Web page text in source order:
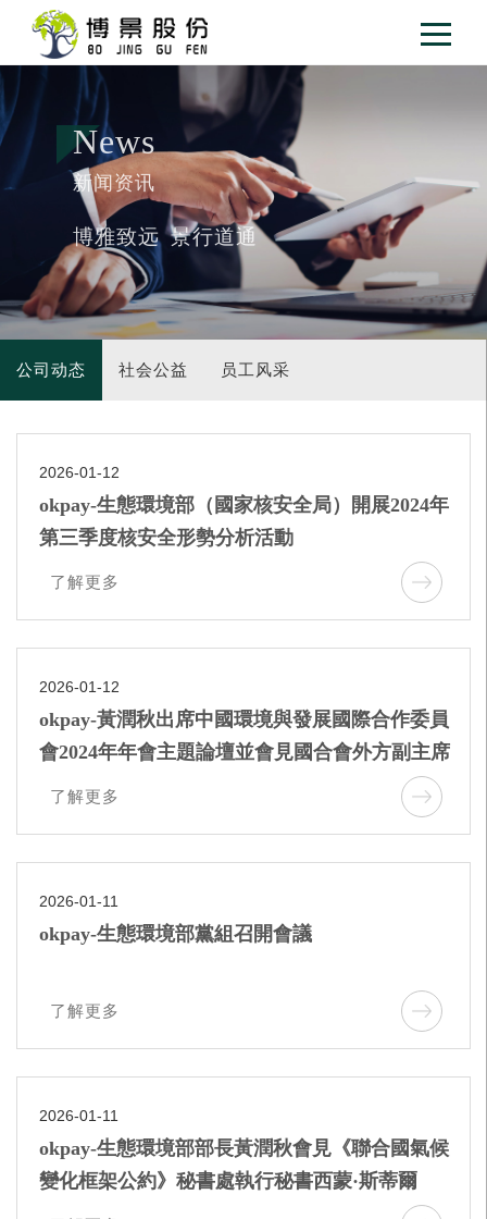
News
新闻资讯
博雅致远 景行道通
公司动态 社会公益 员工风采
2026-01-12
okpay-生態環境部（國家核安全局）開展2024年
第三季度核安全形勢分析活動
了解更多
2026-01-12
okpay-黃潤秋出席中國環境與發展國際合作委員
會2024年年會主題論壇並會見國合會外方副主席
了解更多
2026-01-11
okpay-生態環境部黨組召開會議
了解更多
2026-01-11
okpay-生態環境部部長黃潤秋會見《聯合國氣候
變化框架公約》秘書處執行秘書西蒙·斯蒂爾